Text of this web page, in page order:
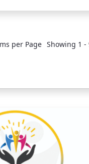
per Page Showing 1 -